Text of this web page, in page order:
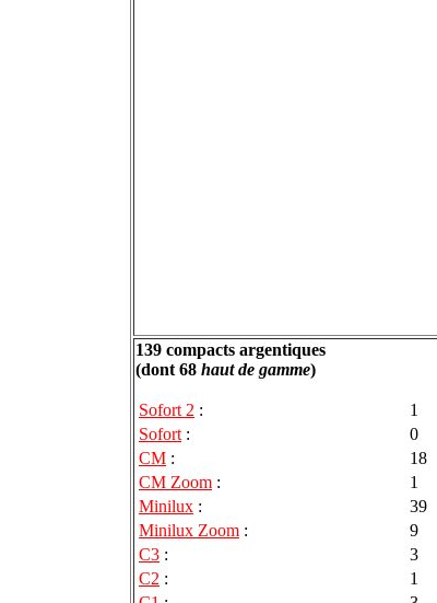
139 compacts argentiques
(dont 68 haut de gamme)
Sofort 2 :
1
Sofort :
0
CM :
18
CM Zoom :
1
Minilux :
39
Minilux Zoom :
9
C3 :
3
C2 :
1